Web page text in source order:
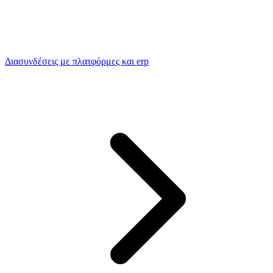
Διασυνδέσεις με πλατφόρμες και erp